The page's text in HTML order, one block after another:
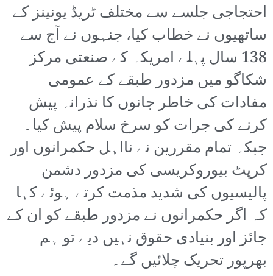
احتجاجی جلسے سے مختلف ٹریڈ یونینز کے
ساتھیوں نے خطاب کیا، جنہوں نے آج سے
138 سال پہلے امریکہ کے صنعتی مرکز
شکاگو میں مزدور طبقے کے عمومی
مفادات کی خاطر جانوں کا نذرانہ پیش
کرنے کی جرات کو سرخ سلام پیش کیا۔
جبکہ تمام مقررین نے نااہل حکمرانوں اور
کرپٹ بیوروکریسی کی مزدور دشمن
پالیسیوں کی شدید مذمت کرتے ہوئے کہا
کہ اگر حکمرانوں نے مزدور طبقے کو ان کے
جائز اور بنیادی حقوق نہیں دیے تو ہم
بھرپور تحریک چلائیں گے۔